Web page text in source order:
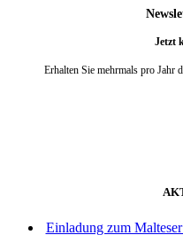
Jetzt
Erhalten Sie mehrmals pro Jahr
Einladung zum